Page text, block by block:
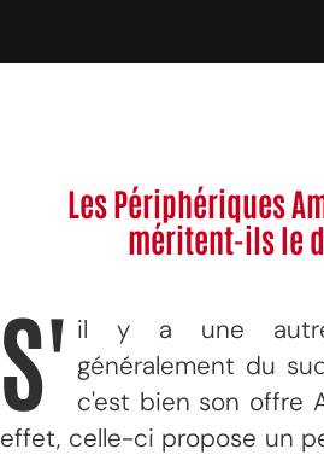
Les Périphériques
méritent-ils le
S' il y a une
généralement du
c'est bien son offre
effet, celle-ci propose un